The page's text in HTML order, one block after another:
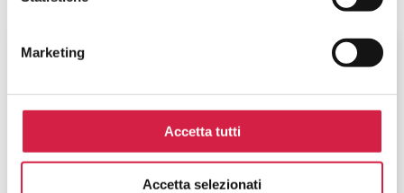
Marketing
Accetta tutti
Accetta selezionati
Lombardia
Istituto Auxologico Italiano – IRCCS
Via Lodovico Ariosto, 13